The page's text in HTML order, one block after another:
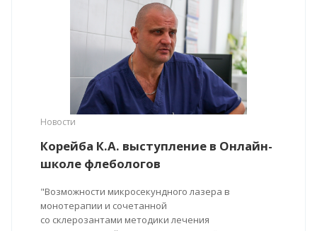
Новости
Корейба К.А. выступление в Онлайн-
школе флебологов
"Возможности микросекундного лазера в
монотерапии и сочетанной
со склерозантами методики лечения